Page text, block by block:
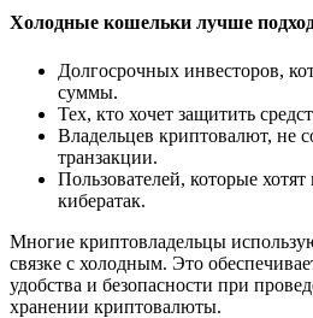
Холодные кошельки лучше
Долгосрочных инвесторов,
суммы.
Тех, кто хочет защитить
Владельцев криптовалют, не
транзакции.
Пользователей, которые
кибератак.
Многие криптовладельцы
связке с холодным. Это
удобства и безопасности при
хранении криптовалюты.